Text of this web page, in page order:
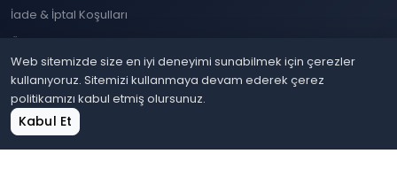
Web sitemizde size en iyi deneyimi sunabilmek için çerezler
kullanıyoruz. Sitemizi kullanmaya devam ederek çerez
politikamızı kabul etmiş olursunuz.
Kabul Et
İade & İptal Koşulları
Ödeme Yöntemleri
Kobiadam
home
Ana Sayfa